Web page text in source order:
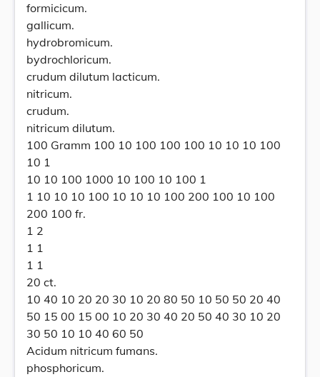
formicicum.
gallicum.
hydrobromicum.
bydrochloricum.
crudum dilutum lacticum.
nitricum.
crudum.
nitricum dilutum.
100 Gramm 100 10 100 100 100 10 10 10 100
10 1
10 10 100 1000 10 100 10 100 1
1 10 10 10 100 10 10 10 100 200 100 10 100
200 100 fr.
1 2
1 1
1 1
20 ct.
10 40 10 20 20 30 10 20 80 50 10 50 50 20 40
50 15 00 15 00 10 20 30 40 20 50 40 30 10 20
30 50 10 10 40 60 50
Acidum nitricum fumans.
phosphoricum.